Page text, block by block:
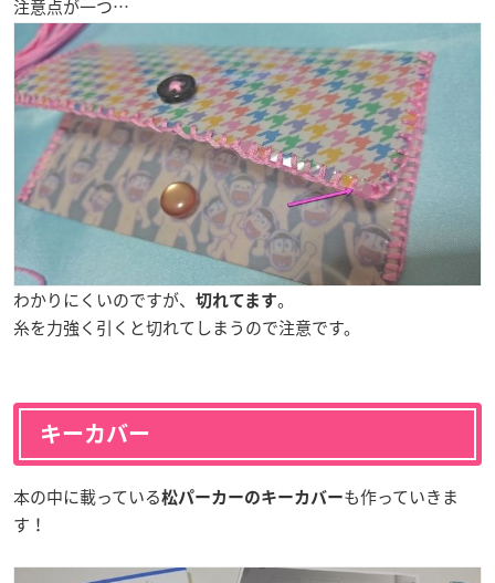
注意点が一つ…
わかりにくいのですが、 切れてます。
糸を力強く引くと切れてしまうので注意です。
キーカバー
本の中に載っている松パーカーのキーカバーも作っていきま
す！